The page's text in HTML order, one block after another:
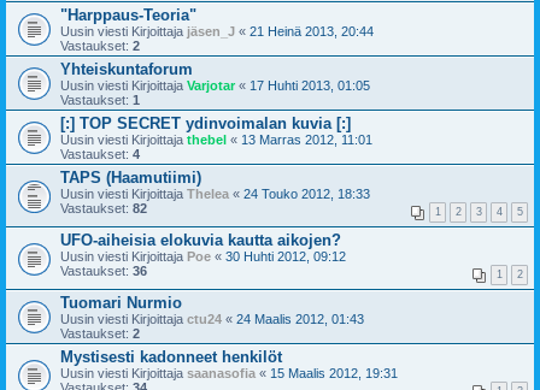
"Harppaus-Teoria"
Uusin viesti Kirjoittaja jäsen_J « 21 Heinä 2013, 20:44
Vastaukset: 2
Yhteiskuntaforum
Uusin viesti Kirjoittaja Varjotar « 17 Huhti 2013, 01:05
Vastaukset: 1
[:] TOP SECRET ydinvoimalan kuvia [:]
Uusin viesti Kirjoittaja thebel « 13 Marras 2012, 11:01
Vastaukset: 4
TAPS (Haamutiimi)
Uusin viesti Kirjoittaja Thelea « 24 Touko 2012, 18:33
Vastaukset: 82 1 2 3 4 5
UFO-aiheisia elokuvia kautta aikojen?
Uusin viesti Kirjoittaja Poe « 30 Huhti 2012, 09:12
Vastaukset: 36 1 2
Tuomari Nurmio
Uusin viesti Kirjoittaja ctu24 « 24 Maalis 2012, 01:43
Vastaukset: 2
Mystisesti kadonneet henkilöt
Uusin viesti Kirjoittaja saanasofia « 15 Maalis 2012, 19:31